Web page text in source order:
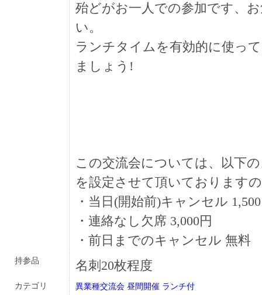
殆どがお一人での参加です、
い。
ランチタイムを有効的に使っ
ましょう!
この交流会については、以下
を設定させて頂いております
・当日(開始前)キャンセル
・連絡なし欠席 3,000円
・前日までのキャンセル 無料
持参品 名刺20枚程度
カテゴリ 異業種交流会 昼間開催 ランチ付